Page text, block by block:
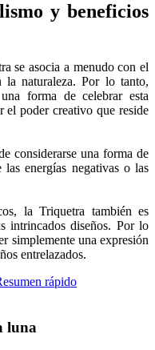
y beneficios
se asocia a menudo con el
naturaleza. Por lo tanto,
forma de celebrar esta
el poder creativo que reside
considerarse una forma de
energías negativas o las
la Triquetra también es
intrincados diseños. Por lo
simplemente una expresión
entrelazados.
rápido
luna